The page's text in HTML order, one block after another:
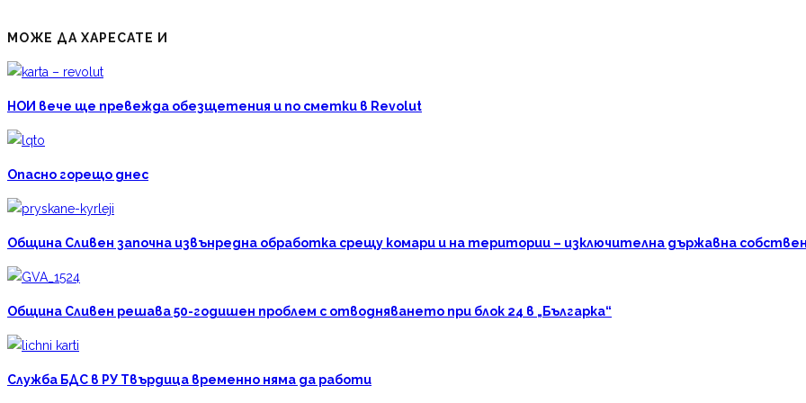
МОЖЕ ДА ХАРЕСАТЕ И
НОИ вече ще превежда обезщетения и по сметки в Revolut
Опасно горещо днес
Община Сливен започна извънредна обработка срещу комари и на територии – изключителна държавна
Община Сливен решава 50-годишен проблем с отводняването при блок 24 в „Българка“
Служба БДС в РУ Твърдица временно няма да работи